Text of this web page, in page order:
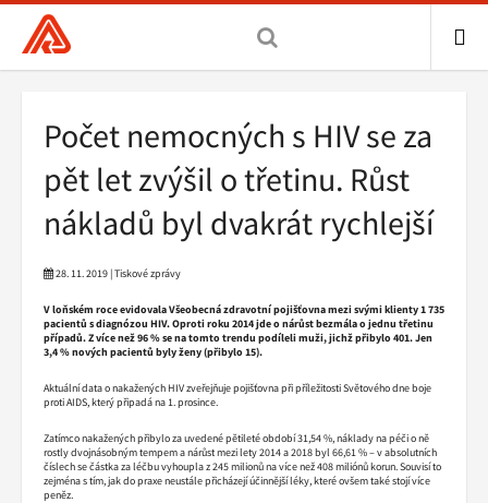
Všeobecná
zdravotní
hlavní
stránka
Drobečková
navigace
Počet nemocných s HIV se za
pět let zvýšil o třetinu. Růst
nákladů byl dvakrát rychlejší
28. 11. 2019 | Tiskové zprávy
V loňském roce evidovala Všeobecná zdravotní pojišťovna mezi svými klienty 1 735
pacientů s diagnózou HIV. Oproti roku 2014 jde o nárůst bezmála o jednu třetinu
případů. Z více než 96 % se na tomto trendu podíleli muži, jichž přibylo 401. Jen
3,4 % nových pacientů byly ženy (přibylo 15).
Aktuální data o nakažených HIV zveřejňuje pojišťovna při příležitosti Světového dne boje
proti AIDS, který připadá na 1. prosince.
Zatímco nakažených přibylo za uvedené pětileté období 31,54 %, náklady na péči o ně
rostly dvojnásobným tempem a nárůst mezi lety 2014 a 2018 byl 66,61 % – v absolutních
číslech se částka za léčbu vyhoupla z 245 milionů na více než 408 miliónů korun. Souvisí to
zejména s tím, jak do praxe neustále přicházejí účinnější léky, které ovšem také stojí více
peněz.